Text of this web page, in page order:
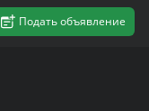
Подать объявление